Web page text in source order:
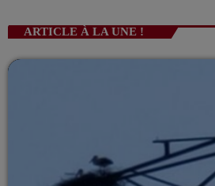
ARTICLE À LA UNE !